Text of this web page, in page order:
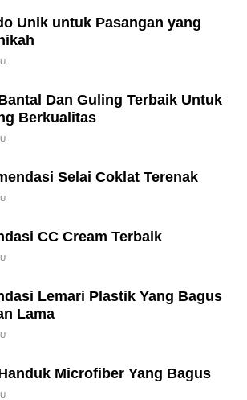
Unik untuk Pasangan yang
Dan Guling Terbaik Untuk
Berkualitas
Selai Coklat Terenak
CC Cream Terbaik
Lemari Plastik Yang Bagus
Lama
Microfiber Yang Bagus